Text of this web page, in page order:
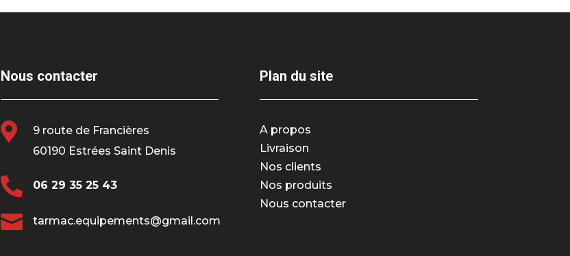
Nous contacter

9 route de Francières
60190 Estrées Saint Denis
 06 29 35 25 43
 tarmac.equipements@gmail.com
Plan du site
A propos
Livraison
Nos clients
Nos produits
Nous contacter